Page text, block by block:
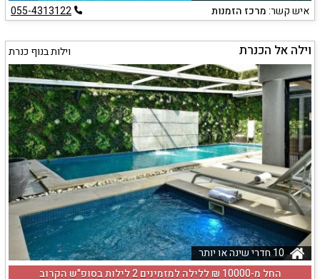
איש קשר:מרכז הזמנות 055-4313122
וילה אל הכנרת וילות בנוף כנרת
10 חדרי שינה או יותר
החל מ-‏10000 ₪ ללילה למזמינים 2 לילות בסופ"ש הקרוב